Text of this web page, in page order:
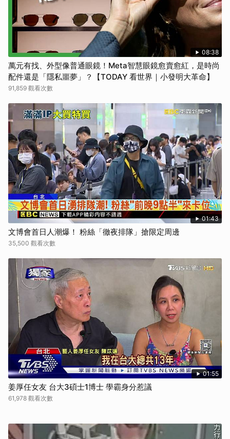
08:38
萬元有找、外型像普通眼鏡！Meta智慧眼鏡愈賣愈紅，是時尚
配件還是「隱私噩夢」？【TODAY 看世界｜小發明大革命】
91,859 觀看次數
01:43
文博會首日人潮爆！ 粉絲「徹夜排隊」搶限定周邊
35,500 觀看次數
01:55
姜厚任女友 台大3碩士1博士 學霸身分惹議
61,978 觀看次數